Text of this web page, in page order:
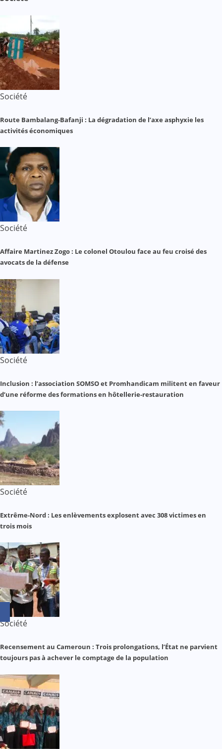
Société
Route Bambalang-Bafanji : La dégradation de l’axe asphyxie les
activités économiques
Société
Affaire Martinez Zogo : Le colonel Otoulou face au feu croisé des
avocats de la défense
Société
Inclusion : l’association SOMSO et Promhandicam militent en faveur
d’une réforme des formations en hôtellerie-restauration
Société
Extrême-Nord : Les enlèvements explosent avec 308 victimes en
trois mois
Société
Recensement au Cameroun : Trois prolongations, l’État ne parvient
toujours pas à achever le comptage de la population